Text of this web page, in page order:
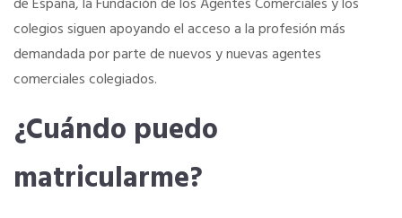
colegios siguen apoyando el acceso a la profesión más
demandada por parte de nuevos y nuevas agentes
comerciales colegiados.
¿Cuándo puedo
matricularme?